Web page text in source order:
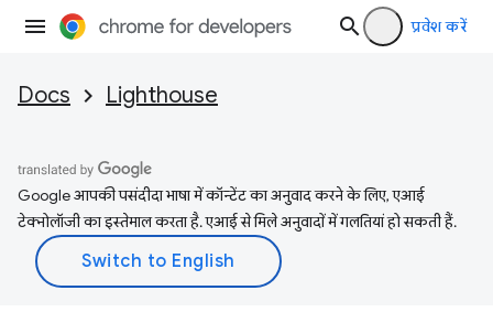
प्रवेश करें
Docs Lighthouse
Google आपकी पसंदीदा भाषा में कॉन्टेंट का अनुवाद करने के लिए, एआई
टेक्नोलॉजी का इस्तेमाल करता है. एआई से मिले अनुवादों में गलतियां हो सकती हैं.